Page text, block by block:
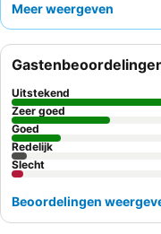
culinaire aanbod
overwegen een kamer
Meer weergeven
Uitstekend
Zeer goed
Goed
Redelijk
Slecht
Beoordelingen